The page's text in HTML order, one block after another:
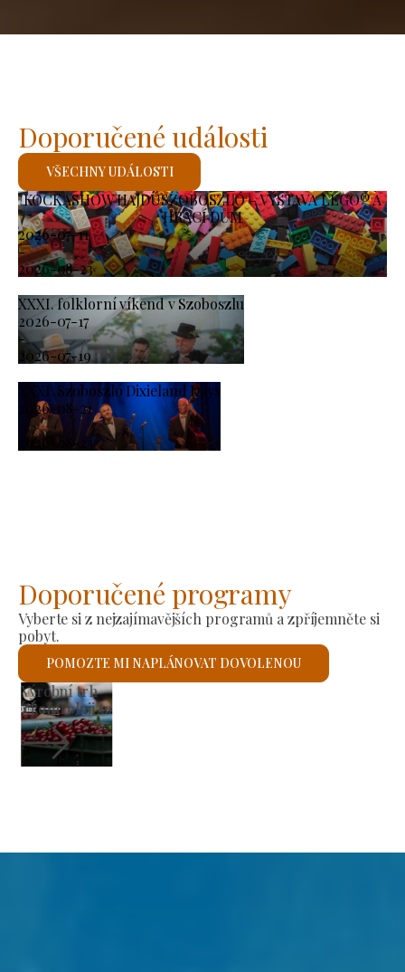
KOCKASHOW HAJDÚSZOBOSZLÓ – VÝSTAVA LEGO® A
HRACÍ DŮM
2026-07-11
-
2026-08-23
XXXI. folklorní víkend v Szoboszlu
2026-07-17
-
2026-07-19
XXXI. Szoboszló Dixieland Days
2026-08-21
-
2026-08-23
Doporučené události
VŠECHNY UDÁLOSTI
Doporučené programy
Vyberte si z nejzajímavějších programů a zpříjemněte si
pobyt.
POMOZTE MI NAPLÁNOVAT DOVOLENOU
Římskokatolický kostel sv. László
Zkontroluji to